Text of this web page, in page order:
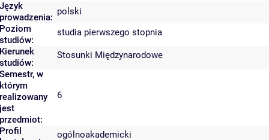
Język
prowadzenia:
polski
Poziom
studiów:
studia pierwszego stopnia
Kierunek
studiów:
Stosunki Międzynarodowe
Semestr, w
którym
realizowany
jest
przedmiot:
6
Profil
ogólnoakademicki